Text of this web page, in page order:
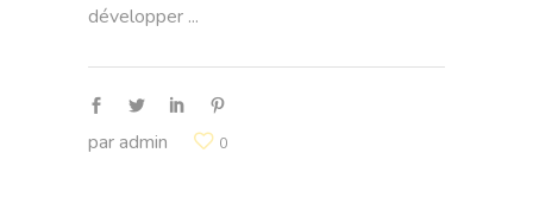
développer
paradmin 0